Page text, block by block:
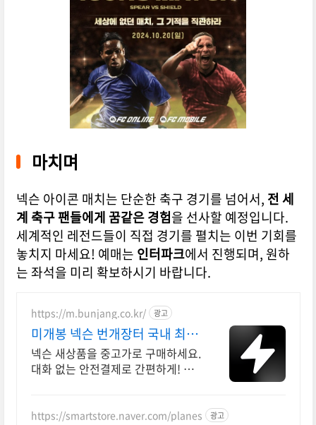
마치며
넥슨 아이콘 매치는 단순한 축구 경기를 넘어서, 전 세
계 축구 팬들에게 꿈같은 경험을 선사할 예정입니다.
세계적인 레전드들이 직접 경기를 펼치는 이번 기회를
놓치지 마세요! 예매는 인터파크에서 진행되며, 원하
는 좌석을 미리 확보하시기 바랍니다.
https://m.bunjang.co.kr/ 광고
미개봉 넥슨 번개장터 국내 최대
브랜드 중고거래
넥슨 새상품을 중고가로 구매하세요.
대화 없는 안전결제로 간편하게! 전
업로드
https://smartstore.naver.com/planes 광고